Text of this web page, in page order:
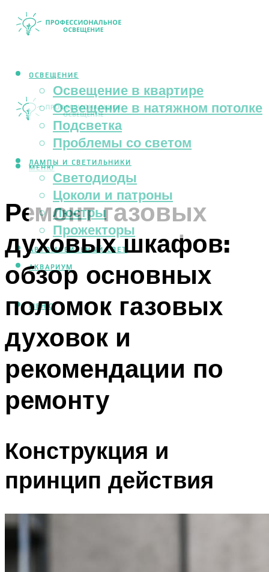
ОСВЕЩЕНИЕ
Освещение в квартире
Освещение в натяжном потолке
Подсветка
Проблемы со светом
ЛАМПЫ И СВЕТИЛЬНИКИ
Светодиоды
Цоколи и патроны
Люстры
Прожекторы
АВТОМОБИЛЬНЫЙ СВЕТ
АКВАРИУМ
МЕНЮ
МЕНЮ
Ремонт газовых
духовых шкафов:
обзор основных
поломок газовых
духовок и
рекомендации по
ремонту
Конструкция и
принцип действия